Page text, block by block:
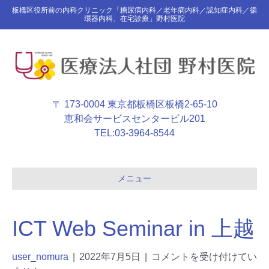
板橋区役所前の内科クリニック「糖尿病内科／老年病内科／認知症内科／循
環器内科、在宅診療」野村医院
〒 173-0004 東京都板橋区板橋2-65-10
恵和会サービスセンタービル201
TEL:03-3964-8544
メニュー
ICT Web Seminar in 上越
user_nomura 2022年7月5日
コメントを受け付けてい